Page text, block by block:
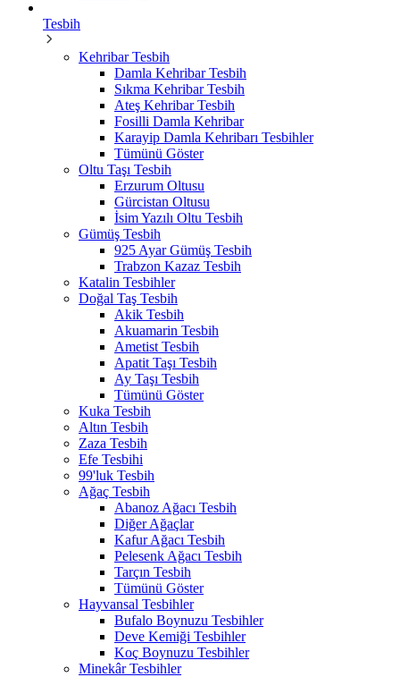
Tesbih
Kehribar Tesbih
Damla Kehribar Tesbih
Sıkma Kehribar Tesbih
Ateş Kehribar Tesbih
Fosilli Damla Kehribar
Karayip Damla Kehribarı Tesbihler
Tümünü Göster
Oltu Taşı Tesbih
Erzurum Oltusu
Gürcistan Oltusu
İsim Yazılı Oltu Tesbih
Gümüş Tesbih
925 Ayar Gümüş Tesbih
Trabzon Kazaz Tesbih
Katalin Tesbihler
Doğal Taş Tesbih
Akik Tesbih
Akuamarin Tesbih
Ametist Tesbih
Apatit Taşı Tesbih
Ay Taşı Tesbih
Tümünü Göster
Kuka Tesbih
Altın Tesbih
Zaza Tesbih
Efe Tesbihi
99'luk Tesbih
Ağaç Tesbih
Abanoz Ağacı Tesbih
Diğer Ağaçlar
Kafur Ağacı Tesbih
Pelesenk Ağacı Tesbih
Tarçın Tesbih
Tümünü Göster
Hayvansal Tesbihler
Bufalo Boynuzu Tesbihler
Deve Kemiği Tesbihler
Koç Boynuzu Tesbihler
Minekâr Tesbihler